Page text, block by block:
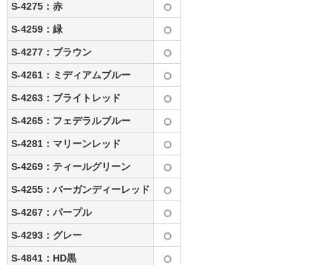
S-4275：赤
S-4259：緑
S-4277：ブラウン
S-4261：ミディアムブルー
S-4263：ブライトレッド
S-4265：フェデラルブルー
S-4281：マリーンレッド
S-4269：ティールグリーン
S-4255：バーガンディーレッド
S-4267：パープル
S-4293：グレー
S-4841：HD黒